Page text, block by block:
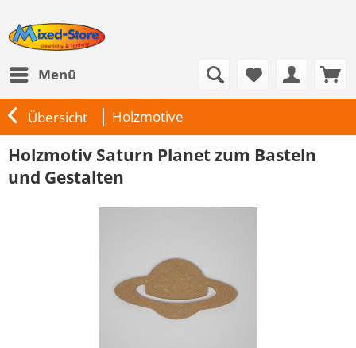
Menü
Übersicht Holzmotive
Holzmotiv Saturn Planet zum Basteln
und Gestalten